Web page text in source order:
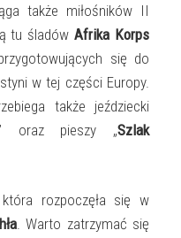
także miłośników II
tu śladówAfrika Korps
się do
w tej części Europy.
także jeździecki
oraz pieszy „Szlak
rozpoczęła się w
. Warto zatrzymać się